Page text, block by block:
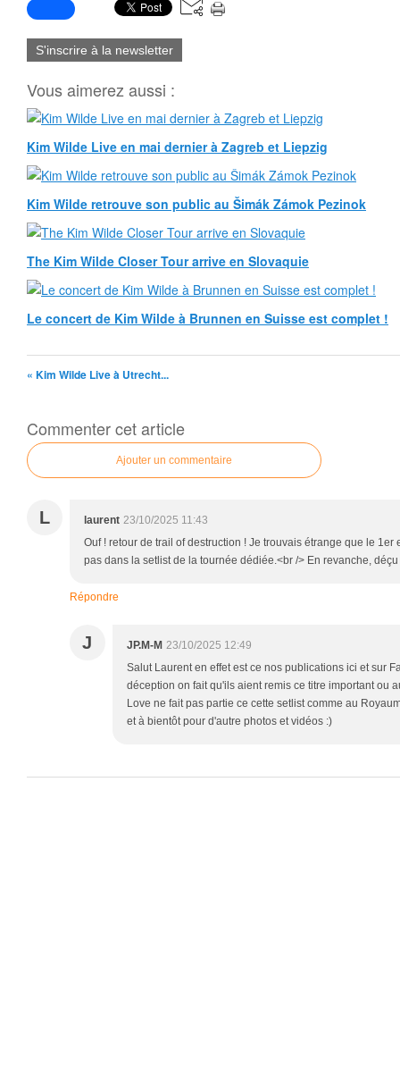
S'inscrire à la newsletter
Vous aimerez aussi :
Kim Wilde Live en mai dernier à Zagreb et Liepzig
Kim Wilde retrouve son public au Šimák Zámok Pezinok
The Kim Wilde Closer Tour arrive en Slovaquie
Le concert de Kim Wilde à Brunnen en Suisse est complet !
« Kim Wilde Live à Utrecht...
Commenter cet article
Ajouter un commentaire
L laurent 23/10/2025 11:43
Ouf ! retour de trail of destruction ! Je trouvais étrange que le
pas dans la setlist de la tournée dédiée.<br /> En revanche,
Répondre
J JP.M-M 23/10/2025 12:49
Salut Laurent en effet est ce nos publications ici et sur
déception on fait qu'ils aient remis ce titre important ou
Love ne fait pas partie ce cette setlist comme au
et à bientôt pour d'autre photos et vidéos :)